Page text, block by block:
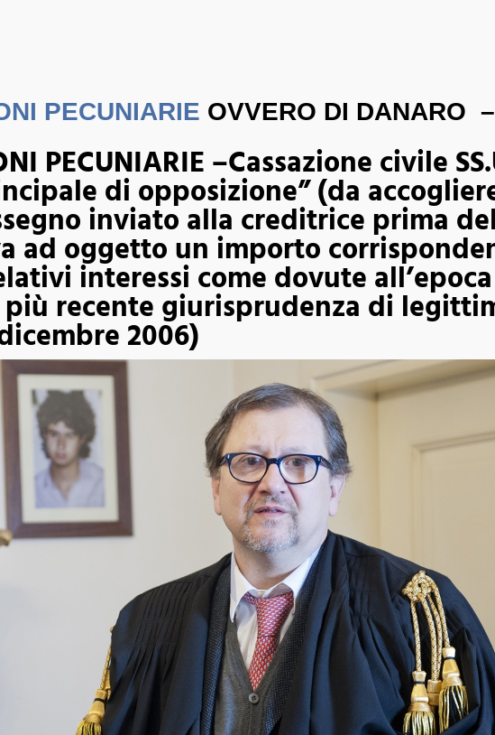
PECUNIARIE OVVERO DI DANARO –
PECUNIARIE –Cassazione civile
di opposizione” (da
inviato alla creditrice prima
ad oggetto un importo
interessi come dovute
più recente giurisprudenza di
2006)